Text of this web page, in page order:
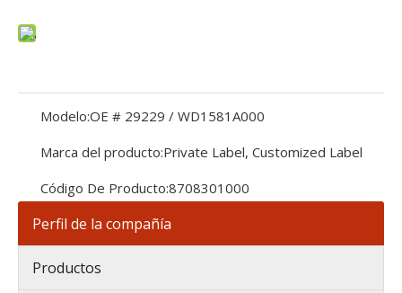
Modelo:OE # 29229 / WD1581A000
Marca del producto:Private Label, Customized Label
Código De Producto:8708301000
Perfil de la compañía
Productos